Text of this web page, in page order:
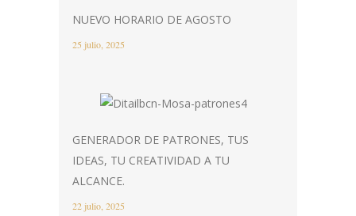
NUEVO HORARIO DE AGOSTO
25 julio, 2025
GENERADOR DE PATRONES, TUS
IDEAS, TU CREATIVIDAD A TU
ALCANCE.
22 julio, 2025